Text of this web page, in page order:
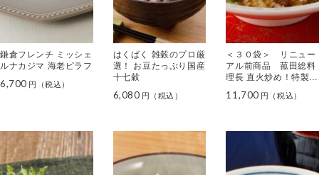
鎌倉フレンチ ミッシェ
ルナカジマ 海老ピラフ
6,700
はくばく 雑穀のプロ厳
選！ お豆たっぷり国産
十七穀
6,080
＜３０袋＞ リニュー
アル前商品 菰田総料
理長 直火炒め！特製五
11,700